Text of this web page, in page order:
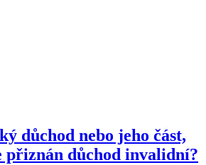
důchod nebo jeho část,
přiznán důchod invalidní?